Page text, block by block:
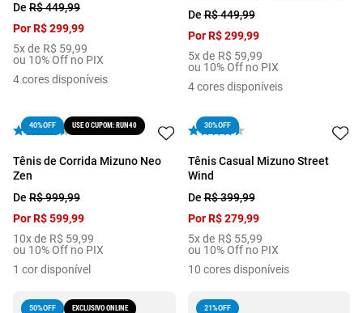
De R$449,99
PorR$299,99
5x de R$ 59,99
ou 10% Off no PIX
4cores disponíveis
DeR$449,99
PorR$ 299,99
5x de R$ 59,99
ou 10% Off no PIX
4 cores disponíveis
40%OFF USE O CUPOM: RUN40
Tênis de Corrida Mizuno Neo
Zen
De R$999,99
PorR$599,99
10x de R$ 59,99
ou 10% Off no PIX
1 cor disponível
30%OFF
Tênis Casual Mizuno Street
Wind
DeR$399,99
PorR$ 279,99
5x de R$ 55,99
ou 10% Off no PIX
10 cores disponíveis
50%OFF EXCLUSIVO ONLINE 21%OFF